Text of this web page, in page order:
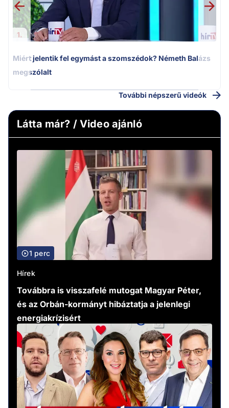
1.
Miért jelentik fel egymást a szomszédok? Németh Balázs
megszólalt
További népszerű videók
Látta már? / Video ajánló
1 perc
Hírek
Továbbra is visszafelé mutogat Magyar Péter,
és az Orbán-kormányt hibáztatja a jelenlegi
energiakrízisért